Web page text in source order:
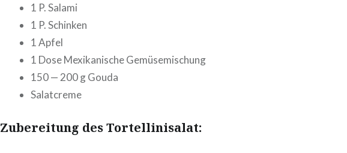
1 P. Salami
1 P. Schinken
1 Apfel
1 Dose Mexi­ka­ni­sche Gemüsemischung
150 — 200 g Gouda
Salat­creme
Zube­rei­tung des Tortellinisalat: